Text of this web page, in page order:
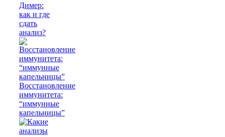
Димер:
как и где
сдать
анализ?
Восстановление
иммунитета:
“иммунные
капельницы”